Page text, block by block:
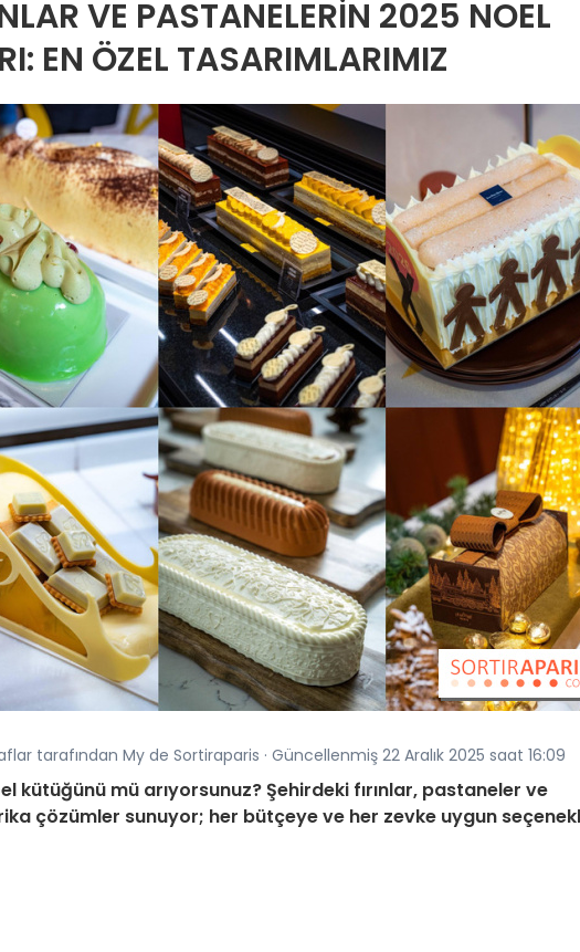
VE PASTANELERIN 2025 NOEL
EN ÖZEL TASARIMLARIMIZ
tarafından My de Sortiraparis · Güncellenmiş 22 Aralık 2025 saat 16:09
kütüğünü mü arıyorsunuz? Şehirdeki fırınlar, pastaneler ve
çözümler sunuyor; her bütçeye ve her zevke uygun